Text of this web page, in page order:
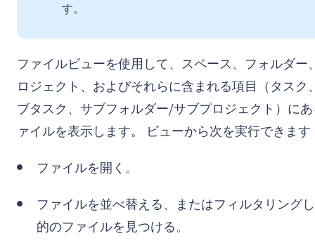
す。
ファイルビューを使用して、スペース、フォルダー
ロジェクト、およびそれらに含まれる項目（タスク
ブタスク、サブフォルダー/サブプロジェクト）に
ァイルを表示します。 ビューから次を実行できます
ファイルを開く。
ファイルを並べ替える、またはフィルタリング
的のファイルを見つける。